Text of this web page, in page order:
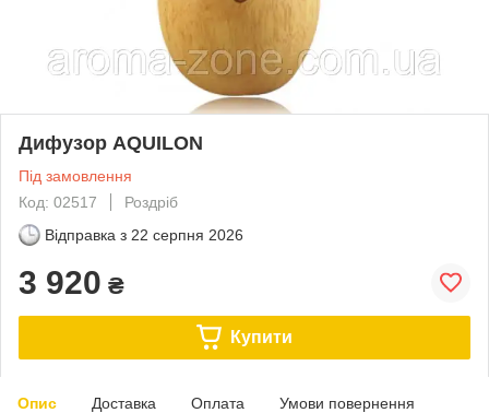
Дифузор AQUILON
Під замовлення
Код: 02517
Роздріб
Відправка з 22 серпня 2026
3 920 ₴
Купити
Опис Доставка Оплата Умови повернення